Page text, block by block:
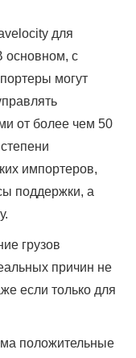
для
основном, с
могут
от более чем 50
импортеров,
поддержки, а
грузов
причин не
если только для
положительные